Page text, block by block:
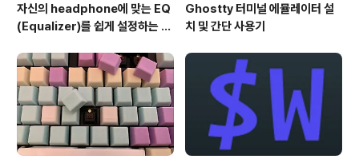
자신의 headphone에 맞는 EQ
(Equalizer)를 쉽게 설정하는 방
Ghostty 터미널 에뮬레이터 설
치 및 간단 사용기